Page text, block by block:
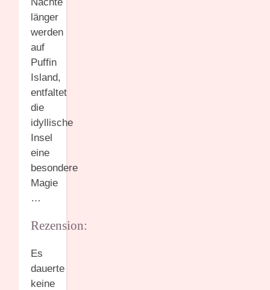
länger
werden
auf
Puffin
Island,
entfaltet
die
idyllische
Insel
eine
besondere
Magie
…
Rezension:
Es
dauerte
keine